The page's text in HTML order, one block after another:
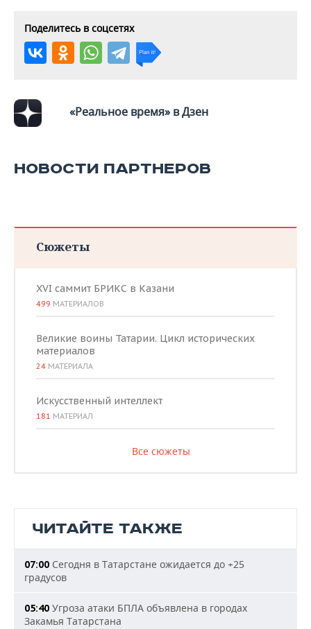
Поделитесь в соцсетях
«Реальное время» в Дзен
НОВОСТИ ПАРТНЕРОВ
Сюжеты
XVI саммит БРИКС в Казани
499 МАТЕРИАЛОВ
Великие воины Татарии. Цикл исторических
материалов
24 МАТЕРИАЛА
Искусственный интеллект
181 МАТЕРИАЛ
Все сюжеты
ЧИТАЙТЕ ТАКЖЕ
07:00 Сегодня в Татарстане ожидается до +25
градусов
05:40 Угроза атаки БПЛА объявлена в городах
Закамья Татарстана